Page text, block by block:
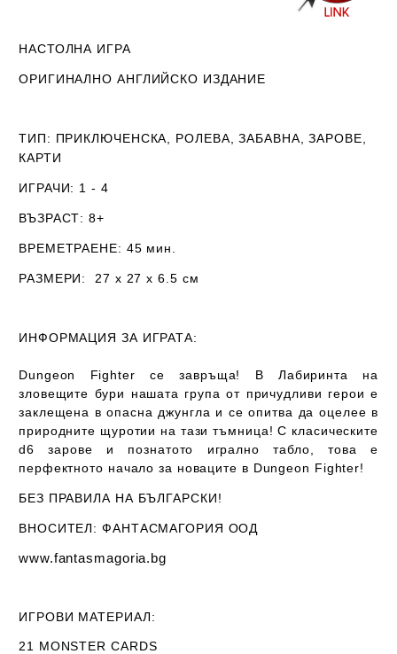
НАСТОЛНА ИГРА
ОРИГИНАЛНО АНГЛИЙСКО ИЗДАНИЕ
ТИП: ПРИКЛЮЧЕНСКА, РОЛЕВА, ЗАБАВНА, ЗАРОВЕ,
КАРТИ
ИГРАЧИ: 1 - 4
ВЪЗРАСТ: 8+
ВРЕМЕТРАЕНЕ: 45 мин.
РАЗМЕРИ: 27 х 27 х 6.5 см
ИНФОРМАЦИЯ ЗА ИГРАТА:
Dungeon Fighter се завръща! В Лабиринта на
зловещите бури нашата група от причудливи герои е
заклещена в опасна джунгла и се опитва да оцелее в
природните щуротии на тази тъмница! С класическите
d6зарове и познатото игрално табло, това е
перфектното начало за новаците в Dungeon Fighter!
БЕЗ ПРАВИЛА НА БЪЛГАРСКИ!
ВНОСИТЕЛ: ФАНТАСМАГОРИЯ ООД
www.fantasmagoria.bg
ИГРОВИ МАТЕРИАЛ:
21 MONSTER CARDS